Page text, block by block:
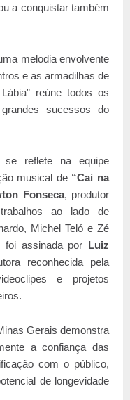
a conquistar também
melodia envolvente
e as armadilhas de
reúne todos os
sucessos do
se reflete na equipe
musical de “Cai na
Fonseca, produtor
ao lado de
Michel Teló e Zé
foi assinada por Luiz
reconhecida pela
e projetos
Gerais demonstra
a confiança das
com o público,
de longevidade